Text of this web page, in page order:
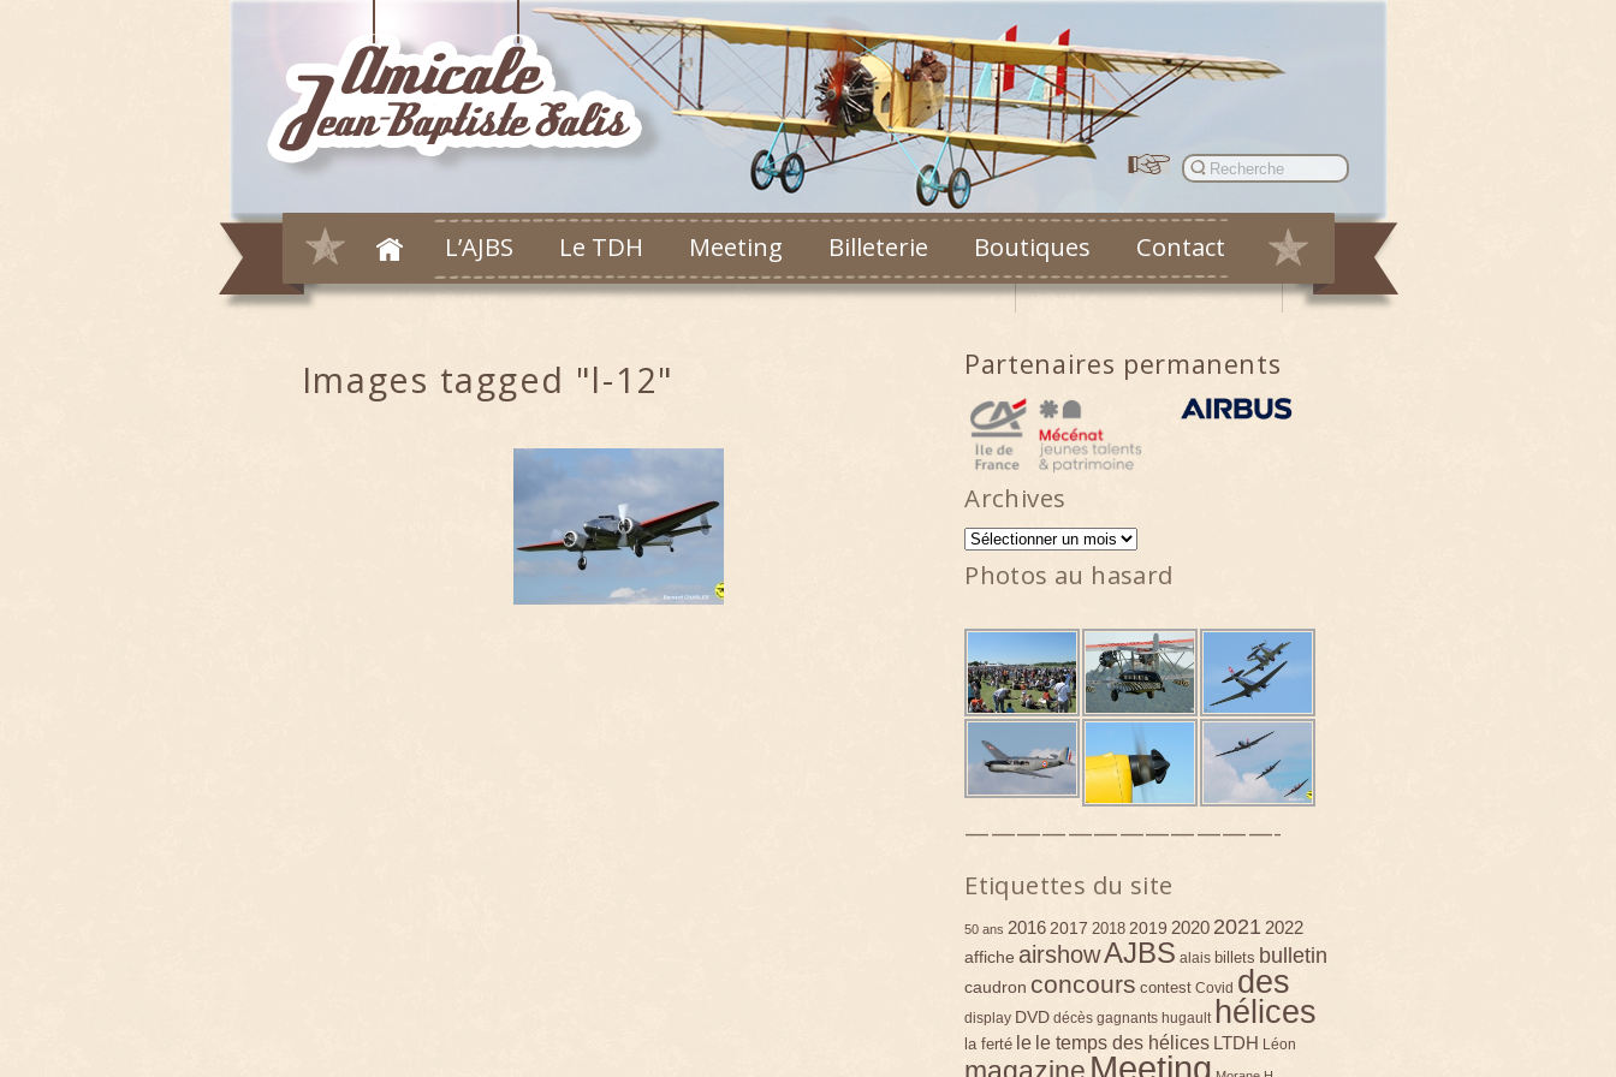
L’AJBS Le TDH Meeting Billeterie Boutiques Contact
Images tagged "l-12" Partenaires permanents
Archives
Archives
Photos au hasard
————————————-
Etiquettes du site
50 ans 2016 2017 2018 2019 2020 2021 2022
affiche airshowAJBS alais billets bulletin
caudron concours contest Covid des
display DVD décès gagnants hugault hélices
la ferté le le temps des hélices LTDH Léon
magazine Meeting